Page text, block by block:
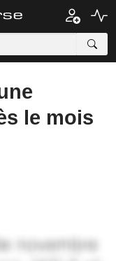
le mois